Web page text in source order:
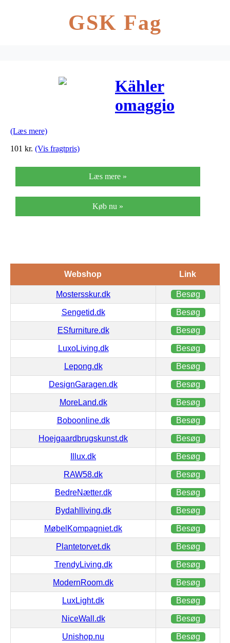
GSK Fag
Kähler
omaggio
(Læs mere)
101 kr. (Vis fragtpris)
Læs mere »
Køb nu »
Webshop Link
Mostersskur.dk Besøg
Sengetid.dk Besøg
ESfurniture.dk Besøg
LuxoLiving.dk Besøg
Lepong.dk Besøg
DesignGaragen.dk Besøg
MoreLand.dk Besøg
Boboonline.dk Besøg
Hoejgaardbrugskunst.dk Besøg
Illux.dk Besøg
RAW58.dk Besøg
BedreNætter.dk Besøg
Bydahlliving.dk Besøg
MøbelKompagniet.dk Besøg
Plantetorvet.dk Besøg
TrendyLiving.dk Besøg
ModernRoom.dk Besøg
LuxLight.dk Besøg
NiceWall.dk Besøg
Unishop.nu Besøg